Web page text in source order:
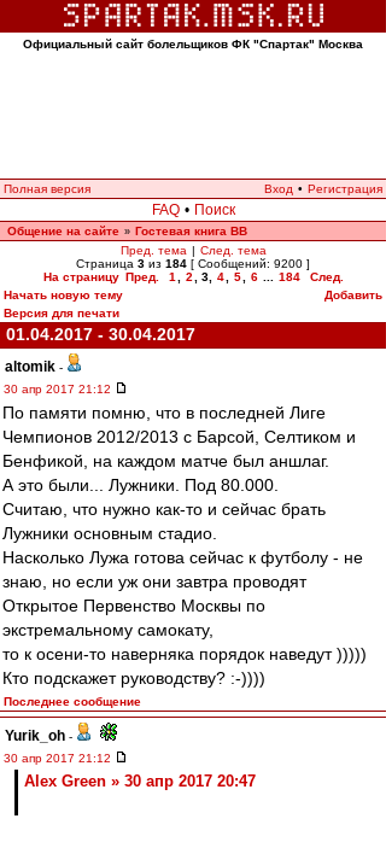
Официальный сайт болельщиков ФК "Спартак" Москва
Полная версия Вход • Регистрация
FAQ • Поиск
Общение на сайте » Гостевая книга ВВ
Пред. тема | След. тема
Страница 3 из 184 [ Сообщений: 9200 ]
На страницу Пред. 1 2 3, 4 5 6 184
След.
Начать новую тему
Добавить
Версия для печати
01.04.2017 - 30.04.2017
altomik -
30 апр 2017 21:12
По памяти помню, что в последней Лиге
Чемпионов 2012/2013 с Барсой, Селтиком и
Бенфикой, на каждом матче был аншлаг.
А это были... Лужники. Под 80.000.
Считаю, что нужно как-то и сейчас брать
Лужники основным стадио.
Насколько Лужа готова сейчас к футболу - не
знаю, но если уж они завтра проводят
Открытое Первенство Москвы по
экстремальному самокату,
то к осени-то наверняка порядок наведут )))))
Кто подскажет руководству? :-))))
Последнее сообщение
Yurik_oh -
30 апр 2017 21:12
Alex Green » 30 апр 2017 20:47